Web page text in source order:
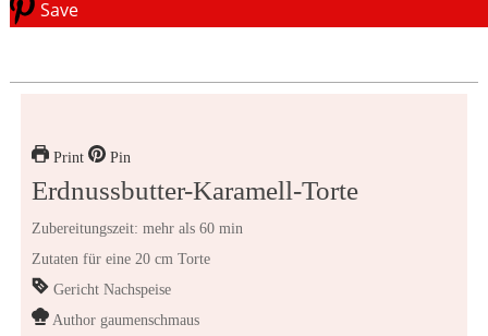
Save
Print Pin
Erdnussbutter-Karamell-Torte
Zubereitungszeit: mehr als 60 min
Zutaten für eine 20 cm Torte
Gericht Nachspeise
Author gaumenschmaus